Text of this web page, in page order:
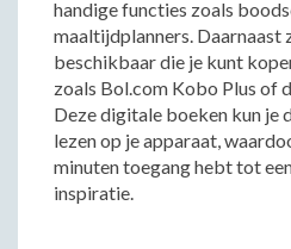
handige functies zoals
maaltijdplanners. Daarnaast
beschikbaar die je kunt
zoals Bol.com Kobo Plus of
Deze digitale boeken kun je
lezen op je apparaat,
minuten toegang hebt tot
inspiratie.